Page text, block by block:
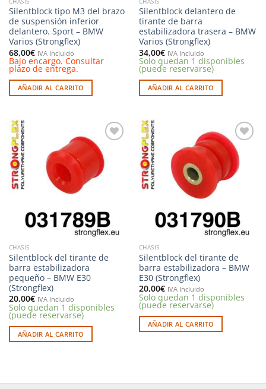
Silentblock tipo M3 del brazo
de suspensión inferior
delantero. Sport – BMW
Varios (Strongflex)
68,00€ IVA Incluido
Bajo encargo. Consultar
plazo de entrega.
AÑADIR AL CARRITO
Silentblock delantero de
tirante de barra
estabilizadora trasera – BMW
Varios (Strongflex)
34,00€ IVA Incluido
Solo quedan 1 disponibles
(puede reservarse)
AÑADIR AL CARRITO
Añadir
a la
lista de
deseos
CHASIS
Silentblock del tirante de
barra estabilizadora
pequeño – BMW E30
(Strongflex)
20,00€ IVA Incluido
Solo quedan 1 disponibles
(puede reservarse)
AÑADIR AL CARRITO
Añadir
a la
lista de
deseos
CHASIS
Silentblock del tirante de
barra estabilizadora – BMW
E30 (Strongflex)
20,00€ IVA Incluido
Solo quedan 1 disponibles
(puede reservarse)
AÑADIR AL CARRITO